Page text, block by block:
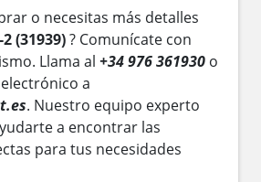
o necesitas más detalles
2 (31939)? Comunícate con
Llama al +34 976 361930 o
a
. Nuestro equipo experto
a encontrar las
para tus necesidades